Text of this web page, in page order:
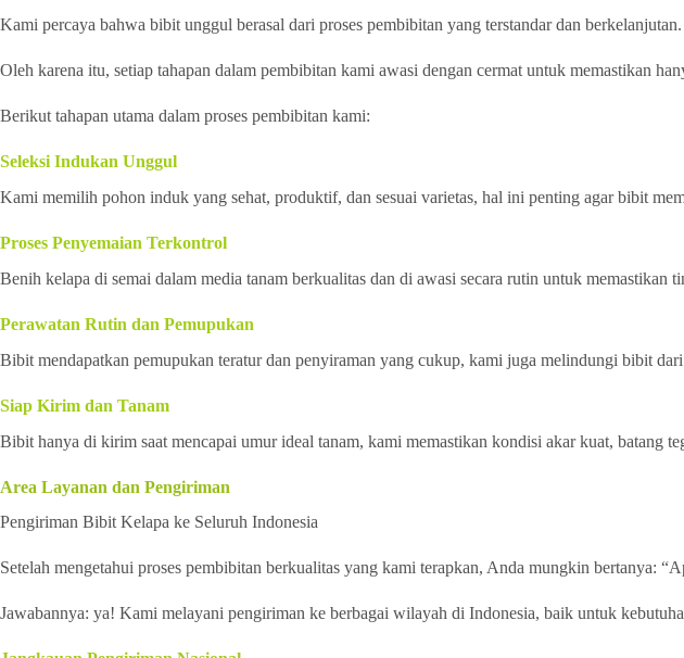
Kami percaya bahwa bibit unggul berasal dari proses pembibitan yang terstandar dan berkelanjutan.
Oleh karena itu, setiap tahapan dalam pembibitan kami awasi dengan cermat untuk memastikan
Berikut tahapan utama dalam proses pembibitan kami:
Seleksi Indukan Unggul
Kami memilih pohon induk yang sehat, produktif, dan sesuai varietas, hal ini penting agar bibit
Proses Penyemaian Terkontrol
Benih kelapa di semai dalam media tanam berkualitas dan di awasi secara rutin untuk memastikan
Perawatan Rutin dan Pemupukan
Bibit mendapatkan pemupukan teratur dan penyiraman yang cukup, kami juga melindungi bibit
Siap Kirim dan Tanam
Bibit hanya di kirim saat mencapai umur ideal tanam, kami memastikan kondisi akar kuat, batang
Area Layanan dan Pengiriman
Pengiriman Bibit Kelapa ke Seluruh Indonesia
Setelah mengetahui proses pembibitan berkualitas yang kami terapkan, Anda mungkin bertanya:
Jawabannya: ya! Kami melayani pengiriman ke berbagai wilayah di Indonesia, baik untuk